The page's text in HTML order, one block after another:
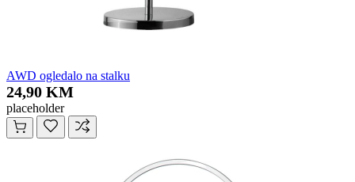
AWD ogledalo na stalku
24,90 KM
placeholder